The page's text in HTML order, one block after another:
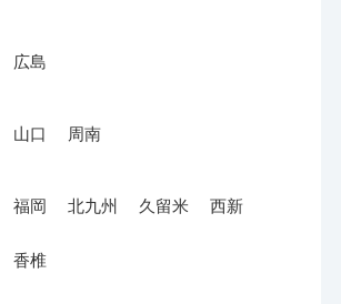
広島
山口 周南
福岡 北九州 久留米 西新
香椎